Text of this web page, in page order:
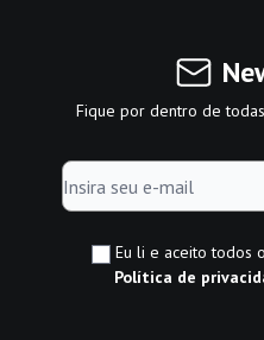
Fique por dentro de
Eu li e aceito todos
Política de